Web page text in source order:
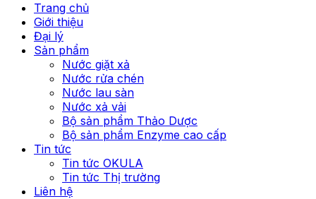
Trang chủ
Giới thiệu
Đại lý
Sản phẩm
Nước giặt xả
Nước rửa chén
Nước lau sàn
Nước xả vải
Bộ sản phẩm Thảo Dược
Bộ sản phẩm Enzyme cao cấp
Tin tức
Tin tức OKULA
Tin tức Thị trường
Liên hệ